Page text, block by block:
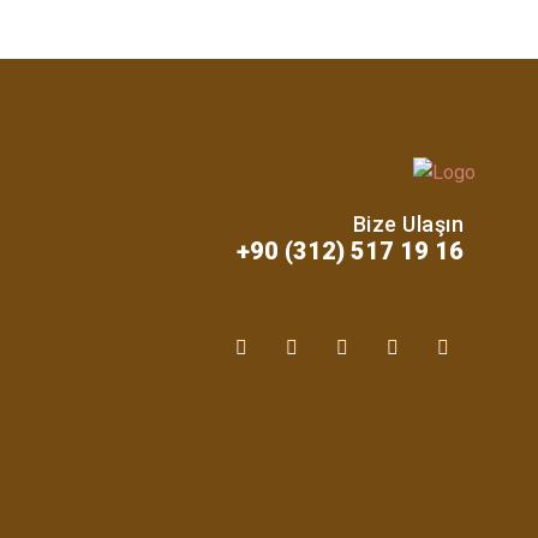
Bize Ulaşın
+90 (312) 517 19 16